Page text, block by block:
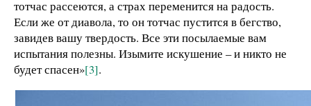
тотчас рассеются, а страх переменится на радость.
Если же от диавола, то он тотчас пустится в бегство,
завидев вашу твердость. Все эти посылаемые вам
испытания полезны. Изымите искушение – и никто не
будет спасен»[3].